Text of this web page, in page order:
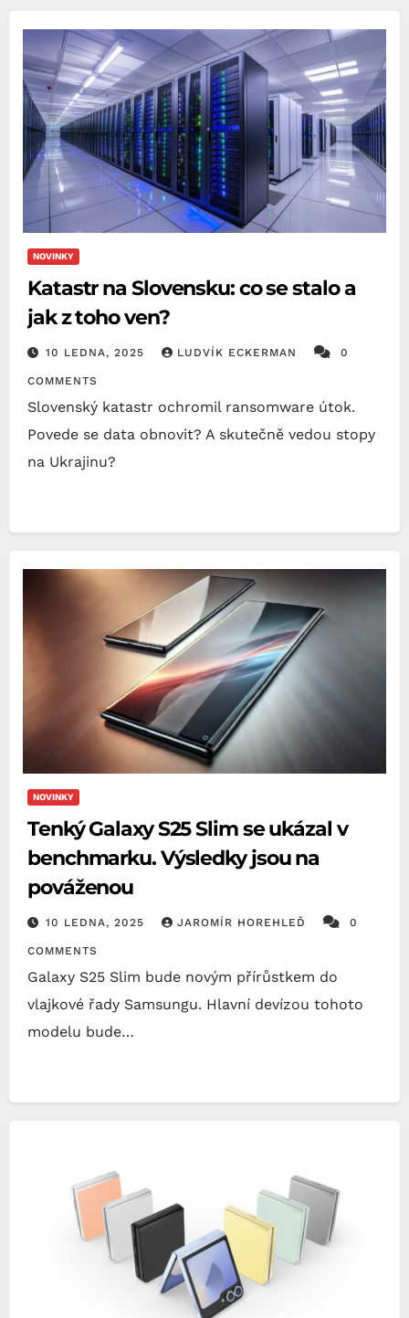
NOVINKY
Katastr na Slovensku: co se stalo a
jak z toho ven?
10 LEDNA, 2025 LUDVÍK ECKERMAN 0
COMMENTS
Slovenský katastr ochromil ransomware útok.
Povede se data obnovit? A skutečně vedou stopy
na Ukrajinu?
NOVINKY
Tenký Galaxy S25 Slim se ukázal v
benchmarku. Výsledky jsou na
pováženou
10 LEDNA, 2025 JAROMÍR HOREHLEĎ 0
COMMENTS
Galaxy S25 Slim bude novým přírůstkem do
vlajkové řady Samsungu. Hlavní devízou tohoto
modelu bude…